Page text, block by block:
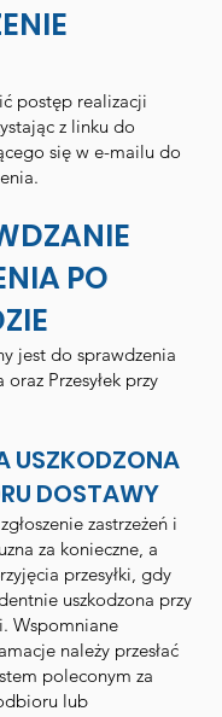
postęp realizacji
z linku do
się w e-mailu do
PO
jest do sprawdzenia
Przesyłek przy
USZKODZONA
DOSTAWY
zastrzeżeń i
za konieczne, a
przesyłki, gdy
uszkodzona przy
Wspomniane
należy przesłać
poleconym za
lub